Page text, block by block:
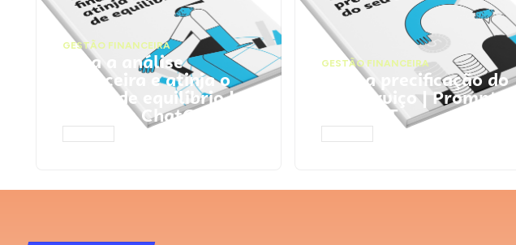
GESTÃO FINANCEIRA
Faça a análise
financeira e atinja o
ponto de equilíbrio |
Prompts ChatGPT
GESTÃO FINANCEIRA
Faça a precificação do
seu serviço | Prompts
ChatGPT